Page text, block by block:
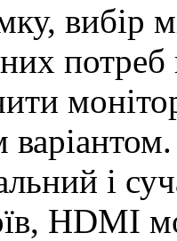
вибір
і
HDMI